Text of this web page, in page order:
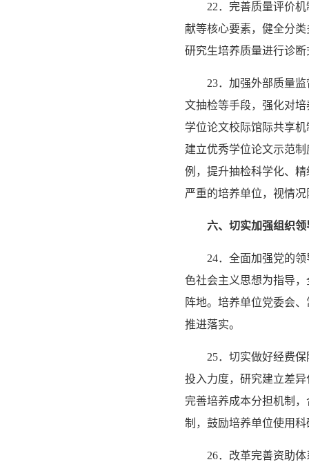
22．完善质量评价
献等核心要素，健全分
研究生培养质量进行诊
23．加强外部质量
文抽检等手段，强化对
学位论文校际馆际共享
建立优秀学位论文示范
例，提升抽检科学化、
严重的培养单位，视情
六、切实加强组织
24．全面加强党的
色社会主义思想为指导
阵地。培养单位党委会
推进落实。
25．切实做好经费
投入力度，研究建立差
完善培养成本分担机制
制，鼓励培养单位使用
26．改革完善资助